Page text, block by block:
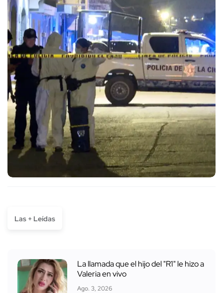
Las + Leídas
La llamada que el hijo del "R1" le hizo a
Valeria en vivo
Ago. 3, 2026